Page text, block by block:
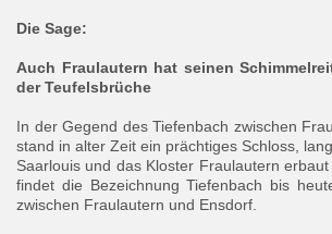
Die Sage:
Auch Fraulautern hat seinen
der Teufelsbrüche
In der Gegend des Tiefenbach zwischen
stand in alter Zeit ein prächtiges Schloss,
Saarlouis und das Kloster Fraulautern
findet die Bezeichnung Tiefenbach bis
zwischen Fraulautern und Ensdorf.